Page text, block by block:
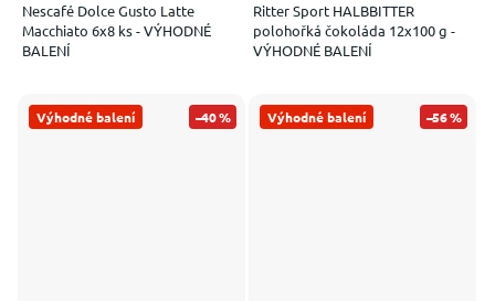
Nescafé Dolce Gusto Latte
Macchiato 6x8 ks - VÝHODNÉ
BALENÍ
Ritter Sport HALBBITTER
polohořká čokoláda 12x100 g -
VÝHODNÉ BALENÍ
Výhodné balení –40 % Výhodné balení –56 %